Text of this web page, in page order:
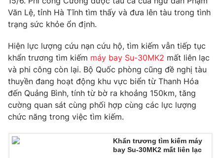
Thị trường
Lịch phát sóng
Chuyên mục khác
Emagazine Podcast
Photo Infographic
Văn Lệ, tỉnh Hà Tĩnh tìm thấy và đưa lên tàu trong tình
trạng sức khỏe ổn định.
Hiện lực lượng cứu nạn cứu hộ, tìm kiếm vẫn tiếp tục
khẩn trương tìm kiếm máy bay Su-30MK2 mất liên lạc
và phi công còn lại. Bộ Quốc phòng cũng đề nghị tàu
thuyền đang hoạt động khu vực biển từ Thanh Hóa
đến Quảng Bình, tính từ bờ ra khoảng 150km, tăng
cường quan sát cùng phối hợp cùng các lực lượng
chức năng trong việc tìm kiếm.
Khẩn trương tìm kiếm máy
bay Su-30MK2 mất liên lạc